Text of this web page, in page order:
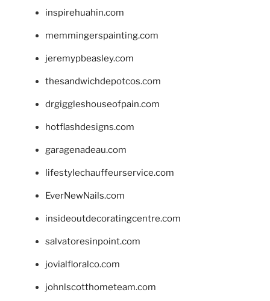
inspirehuahin.com
memmingerspainting.com
jeremypbeasley.com
thesandwichdepotcos.com
drgiggleshouseofpain.com
hotflashdesigns.com
garagenadeau.com
lifestylechauffeurservice.com
EverNewNails.com
insideoutdecoratingcentre.com
salvatoresinpoint.com
jovialfloralco.com
johnlscotthometeam.com